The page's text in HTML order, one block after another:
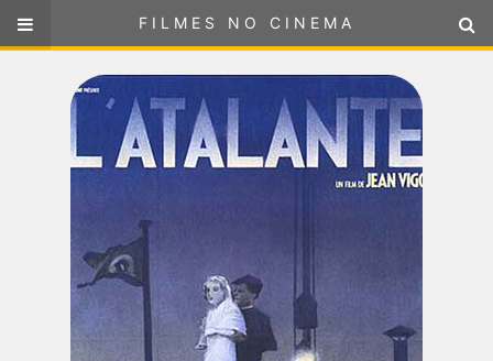
FILMES NO CINEMA
ou selecione sua localização
FILMES NO CINEMA
SELECIONE SUA LOCALIZAÇÃO
FILMES EM CARTAZ
GÊNEROS
NOTÍCIAS